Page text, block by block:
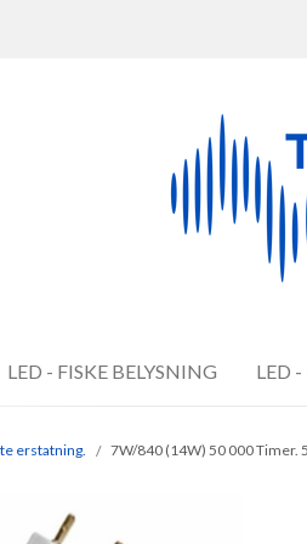
LED - FISKE BELYSNING LED
erstatning. 7W/840 (14W) 50 000 Timer.